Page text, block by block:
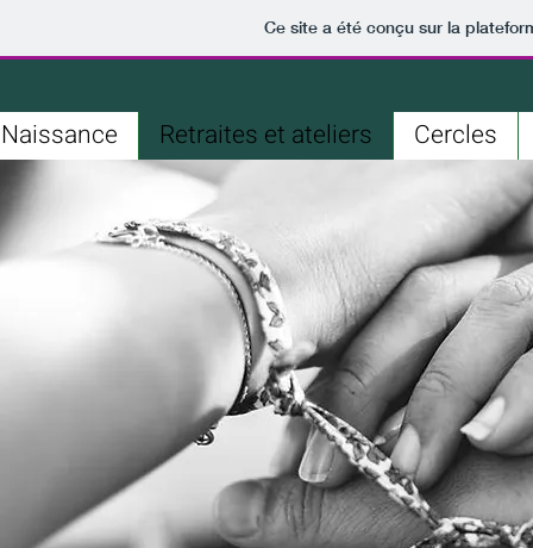
Ce site a été conçu sur la
Retraites et ateliers Cercles